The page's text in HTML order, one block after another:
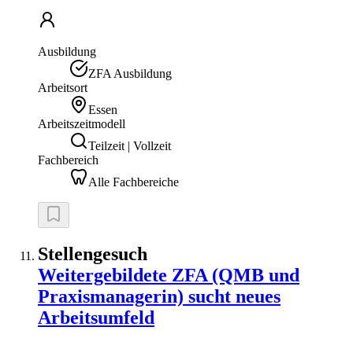
Ausbildung
ZFA Ausbildung
Arbeitsort
Essen
Arbeitszeitmodell
Teilzeit | Vollzeit
Fachbereich
Alle Fachbereiche
Stellengesuch
Weitergebildete ZFA (QMB und
Praxismanagerin) sucht neues
Arbeitsumfeld